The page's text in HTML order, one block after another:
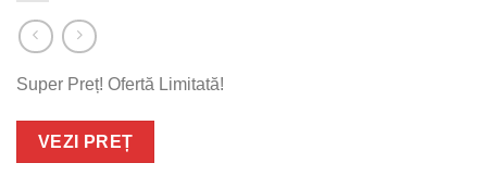
Super Preț! Ofertă Limitată!
VEZI PREȚ